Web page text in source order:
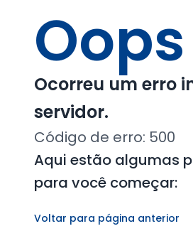
Oops
Ocorreu um erro
servidor.
Código de erro: 500
Aqui estão algumas
para você começar:
Voltar para página anterior